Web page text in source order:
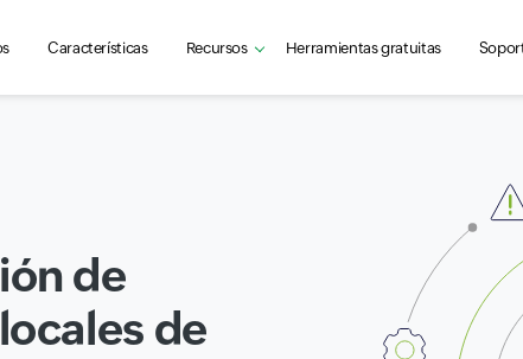
Características Recursos Herramientas gratuitas
de
de